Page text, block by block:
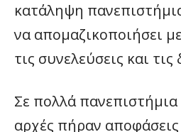
κατάληψη
να απομαζικοποιήσει
τις συνελεύσεις και
Σε πολλά πανεπιστήμια
αρχές πήραν αποφάσεις